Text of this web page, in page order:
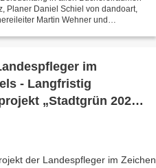
Planer Daniel Schiel von dandoart,
Martin Wehner und
im
- Langfristig
„Stadtgrün 2021"